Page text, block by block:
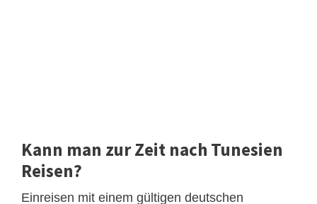
Kann man zur Zeit nach Tunesien
Reisen?
Einreisen mit einem gültigen deutschen